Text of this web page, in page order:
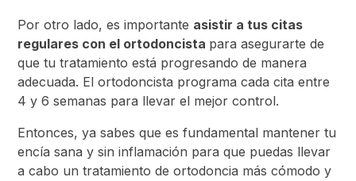
Por otro lado, es importante asistir a tus citas
regulares con el ortodoncista para asegurarte de
que tu tratamiento está progresando de manera
adecuada. El ortodoncista programa cada cita entre
4 y 6 semanas para llevar el mejor control.
Entonces, ya sabes que es fundamental mantener tu
encía sana y sin inflamación para que puedas llevar
a cabo un tratamiento de ortodoncia más cómodo y